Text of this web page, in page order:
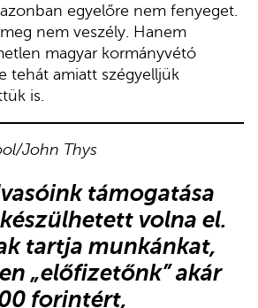
egyelőre nem fenyeget.
nem veszély. Hanem
magyar kormányvétó
tehát amiatt szégyelljük
is.
John Thys
támogatása
volna el.
tartja munkánkat,
„előfizetőnk”akár
forintért,